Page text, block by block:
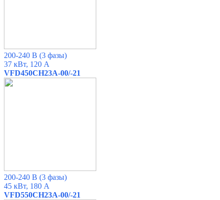
200-240 В (3 фазы)
37 кВт, 120 А
VFD450CH23A-00/-21
200-240 В (3 фазы)
45 кВт, 180 А
VFD550CH23A-00/-21